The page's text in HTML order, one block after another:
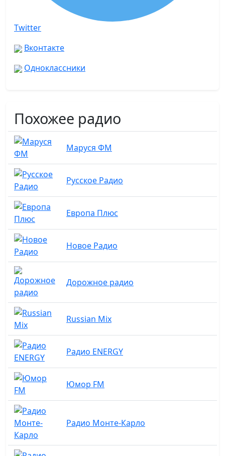
Twitter
Вконтакте
Одноклассники
Похожее радио
Маруся ФМ
Русское Радио
Европа Плюс
Новое Радио
Дорожное радио
Russian Mix
Радио ENERGY
Юмор FM
Радио Монте-Карло